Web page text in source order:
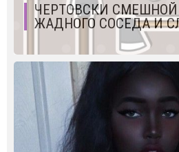
ЧЕРТОВСКИ
ЖАДНОГО СОСЕДА И